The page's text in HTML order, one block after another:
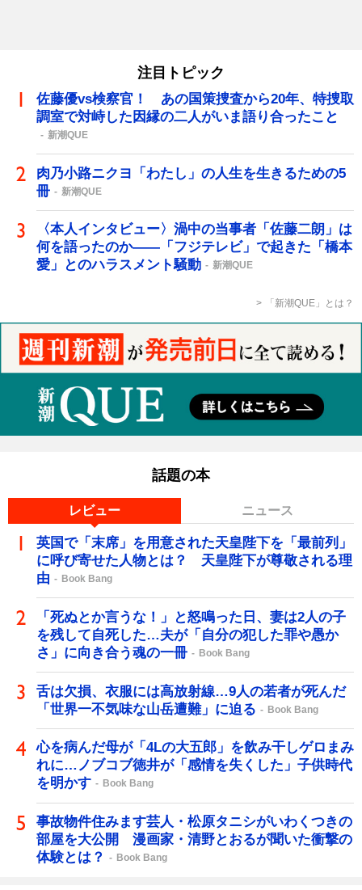
注目トピック
佐藤優vs検察官！ あの国策捜査から20年、特捜取
調室で対峙した因縁の二人がいま語り合ったこと
新潮QUE
肉乃小路ニクヨ「わたし」の人生を生きるための5
冊
新潮QUE
〈本人インタビュー〉渦中の当事者「佐藤二朗」は
何を語ったのか――「フジテレビ」で起きた「橋本
愛」とのハラスメント騒動
新潮QUE
「新潮QUE」とは？
話題の本
レビュー ニュース
英国で「末席」を用意された天皇陛下を「最前列」
に呼び寄せた人物とは？ 天皇陛下が尊敬される理
由
Book Bang
「死ぬとか言うな！」と怒鳴った日、妻は2人の子
を残して自死した…夫が「自分の犯した罪や愚か
さ」に向き合う魂の一冊
Book Bang
舌は欠損、衣服には高放射線…9人の若者が死んだ
「世界一不気味な山岳遭難」に迫る
Book Bang
心を病んだ母が「4Lの大五郎」を飲み干しゲロまみ
れに…ノブコブ徳井が「感情を失くした」子供時代
を明かす
Book Bang
事故物件住みます芸人・松原タニシがいわくつきの
部屋を大公開 漫画家・清野とおるが聞いた衝撃の
体験とは？
Book Bang